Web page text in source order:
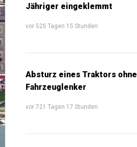
Jähriger eingeklemmt
vor 525 Tagen 15 Stunden
Absturz eines Traktors ohne
Fahrzeuglenker
vor 721 Tagen 17 Stunden